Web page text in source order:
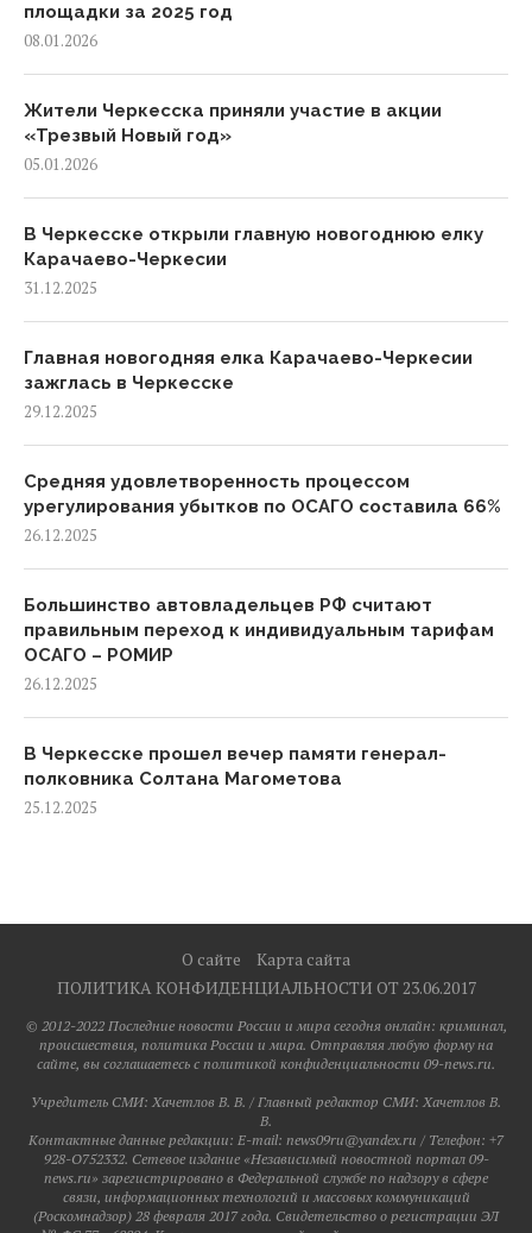
площадки за 2025 год
08.01.2026
Жители Черкесска приняли участие в акции
«Трезвый Новый год»
05.01.2026
В Черкесске открыли главную новогоднюю елку
Карачаево-Черкесии
31.12.2025
Главная новогодняя елка Карачаево-Черкесии
зажглась в Черкесске
29.12.2025
Средняя удовлетворенность процессом
урегулирования убытков по ОСАГО составила 66%
26.12.2025
Большинство автовладельцев РФ считают
правильным переход к индивидуальным тарифам
ОСАГО – РОМИР
26.12.2025
В Черкесске прошел вечер памяти генерал-
полковника Солтана Магометова
25.12.2025
О сайте
Карта сайта
ПОЛИТИКА КОНФИДЕНЦИАЛЬНОСТИ ОТ 23.06.2017
© 2012-2022 Последние новости России и мира сегодня онлайн: криминал,
происшествия, политика России и мира. Отправляя любую форму на
сайте, вы соглашаетесь с политикой конфиденциальности 09-news.ru.
Учредитель СМИ: Хaчeтлoв B. B. / Главный редактор СМИ: Хaчeтлoв B.
B.
Контактные данные редакции: E-mail: news09ru@yandex.ru / Телефон: +7
928-O752332. Сетевое издание «Независимый новостной портал 09-
news.ru» зарегистрировано в Федеральной службе по надзору в сфере
связи, информационных технологий и массовых коммуникаций
(Роскомнадзор) 28 февраля 2017 года. Свидетельство о регистрации ЭЛ